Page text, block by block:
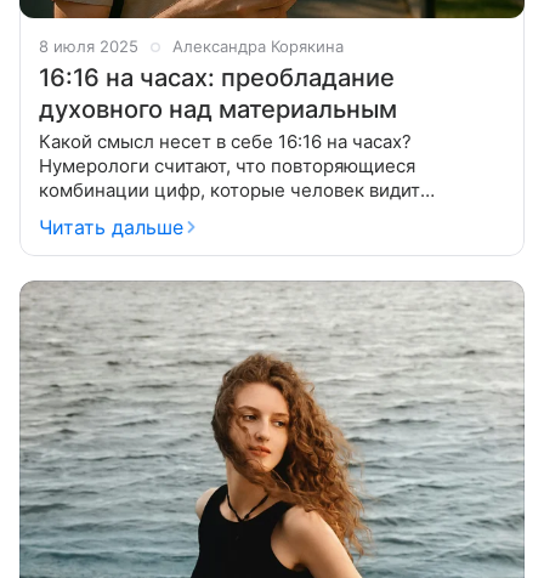
8 июля 2025 Александра Корякина
16:16 на часах: преобладание
духовного над материальным
Какой смысл несет в себе 16:16 на часах?
Нумерологи считают, что повторяющиеся
комбинации цифр, которые человек видит
постоянно — это послание ангелов-хранителей.
Это сочетание призывает задуматься над тем, на
верном
Читать дальше